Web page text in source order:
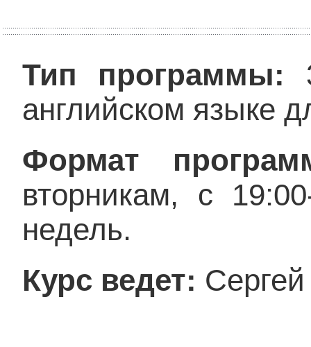
Тип программы:
английском языке
Формат
вторникам, с
недель.
Курс ведет: